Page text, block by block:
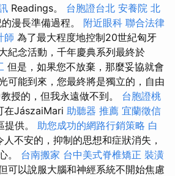
Readings。 台胞證台北 安養院 北
漫長準備過程。 附近眼科 聯合法律
師 為了最大程度地控制20世紀匈牙
紀念活動，千年慶典系列最終於
但是，如果您不放棄，那麼妥協就會
可能到來，您最終將是獨立的，自由
授的，但我永遠做不到。 台胞證桃
在JászaiMari 助聽器 推薦 宜蘭徵信
提供。 助您成功的網路行銷策略 白
人不安的，抑制的思想和症狀消失，
。 台南搬家 台中美式脊椎矯正 裝潢
可以說服大腦和神經系統不開始焦慮